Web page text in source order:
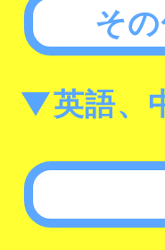
そ
▼英語、